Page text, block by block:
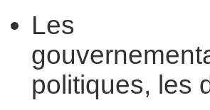
Les
politiques, les